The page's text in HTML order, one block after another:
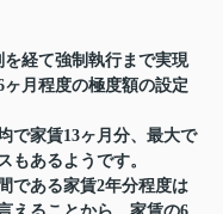
経て強制執行まで実現
月程度の極度額の設定
で家賃13ヶ月分、最大で
もあるようです。
である家賃2年分程度は